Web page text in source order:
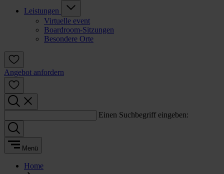
Leistungen
Virtuelle event
Boardroom-Sitzungen
Besondere Orte
Angebot anfordern
Einen Suchbegriff eingeben:
Menü
Home